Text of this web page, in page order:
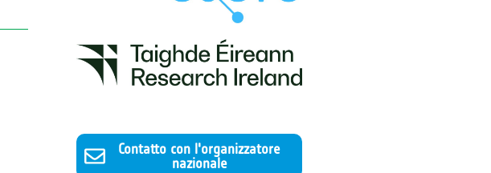
Contatto con l'organizzatore
nazionale